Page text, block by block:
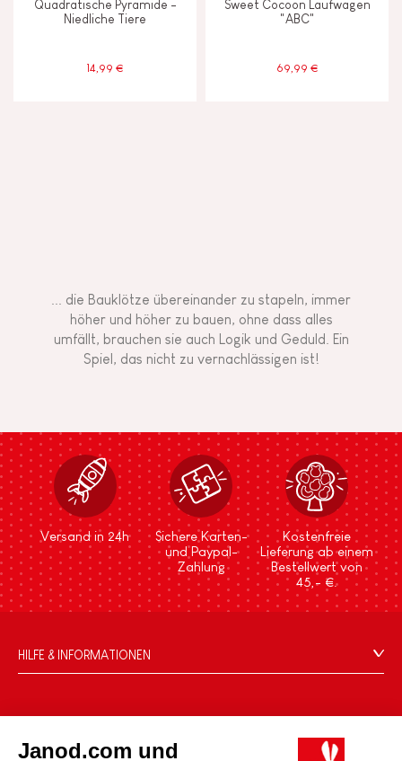
Janod.com und
Quadratische Pyramide -
Niedliche Tiere
14,99 €
Sweet Cocoon Laufwagen
"ABC"
69,99 €
... die Bauklötze übereinander zu stapeln, immer
höher und höher zu bauen, ohne dass alles
umfällt, brauchen sie auch Logik und Geduld. Ein
Spiel, das nicht zu vernachlässigen ist!
Versand in 24h
Sichere Karten-
und Paypal-
Zahlung
Kostenfreie
Lieferung ab einem
Bestellwert von
45,- €.
HILFE & INFORMATIONEN
FAQ
Kontakt
Die Geschichte